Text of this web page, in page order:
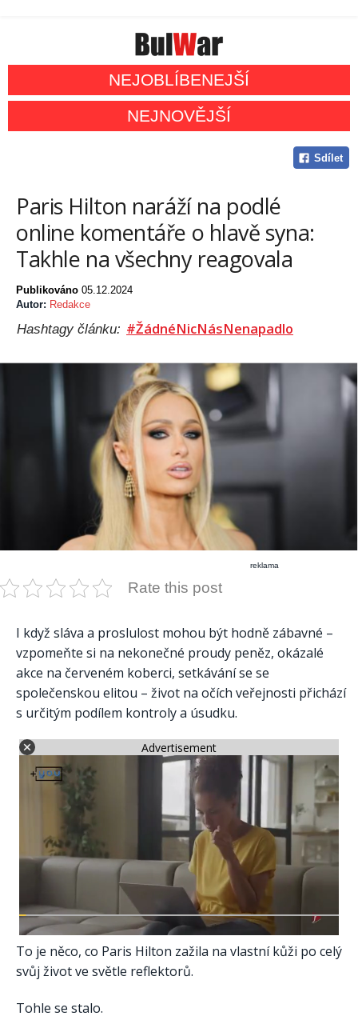
NEJOBLÍBENEJŠÍ
NEJNOVĚJŠÍ
Sdílet
Paris Hilton naráží na podlé
online komentáře o hlavě syna:
Takhle na všechny reagovala
Publikováno 05.12.2024
Autor: Redakce
Hashtagy článku: #ŽádnéNicNásNenapadlo
reklama
Rate this post
I když sláva a proslulost mohou být hodně zábavné –
vzpomeňte si na nekonečné proudy peněz, okázalé
akce na červeném koberci, setkávání se se
společenskou elitou – život na očích veřejnosti přichází
s určitým podílem kontroly a úsudku.
Advertisement
To je něco, co Paris Hilton zažila na vlastní kůži po celý
svůj život ve světle reflektorů.
Tohle se stalo.